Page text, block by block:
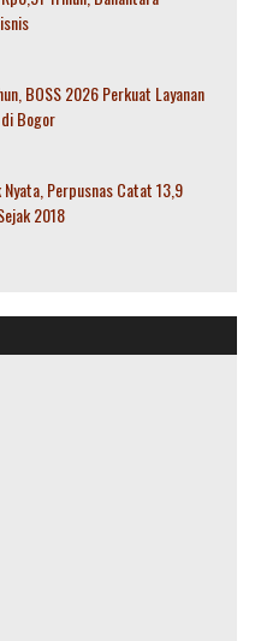
BOSS 2026 Perkuat Layanan
Bogor
Perpusnas Catat 13,9
2018